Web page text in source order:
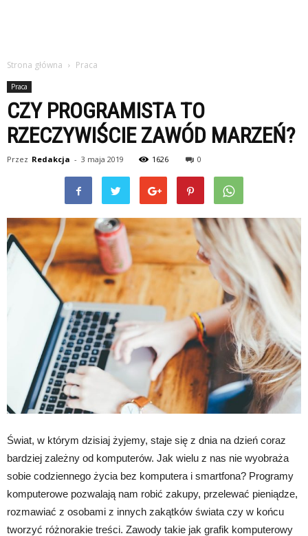
Strona główna Praca
Praca
CZY PROGRAMISTA TO
RZECZYWIŚCIE ZAWÓD MARZEŃ?
Przez Redakcja - 3 maja 2019 1626 0
Świat, w którym dzisiaj żyjemy, staje się z dnia na dzień coraz
bardziej zależny od komputerów. Jak wielu z nas nie wyobraża
sobie codziennego życia bez komputera i smartfona? Programy
komputerowe pozwalają nam robić zakupy, przelewać pieniądze,
rozmawiać z osobami z innych zakątków świata czy w końcu
tworzyć różnorakie treści. Zawody takie jak grafik komputerowy